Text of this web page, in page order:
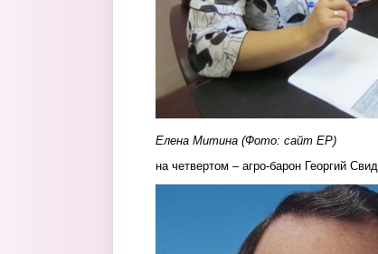
Елена Митина (Фото: сайт ЕР)
на четвертом – агро-барон Георгий Свид.